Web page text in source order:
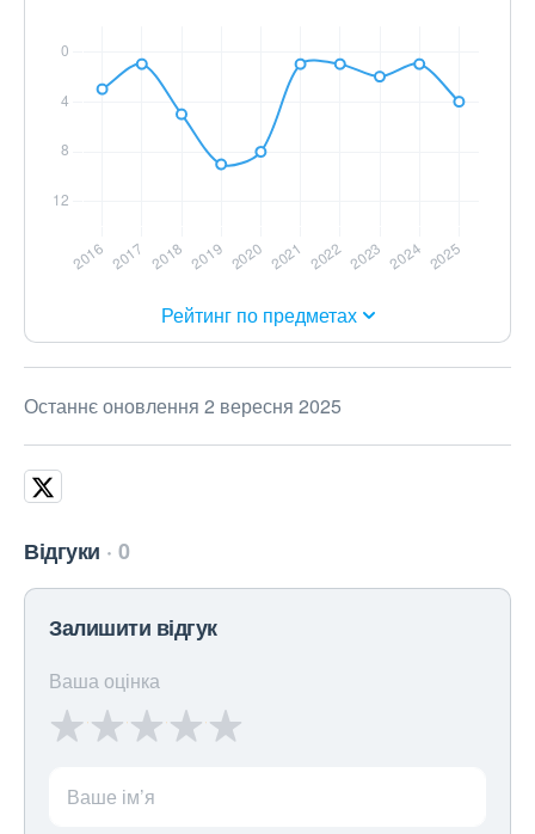
Рейтинг по предметах
Останнє оновлення 2 вересня 2025
Відгуки 0
Залишити відгук
Ваша оцінка
Ваше ім’я